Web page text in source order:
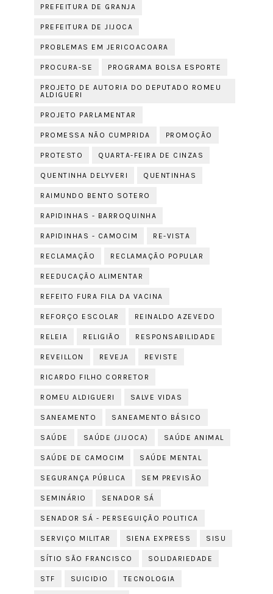
PREFEITURA DE GRANJA
PREFEITURA DE JIJOCA
PROBLEMAS EM JERICOACOARA
PROCURA-SE PROGRAMA BOLSA ESPORTE
PROJETO DE AUTORIA DO DEPUTADO ROMEU
ALDIGUERI
PROJETO PARLAMENTAR
PROMESSA NÃO CUMPRIDA PROMOÇÃO
PROTESTO QUARTA-FEIRA DE CINZAS
QUENTINHA DELYVERI QUENTINHAS
RAIMUNDO BENTO SOTERO
RAPIDINHAS - BARROQUINHA
RAPIDINHAS - CAMOCIM RE-VISTA
RECLAMAÇÃO RECLAMAÇÃO POPULAR
REEDUCAÇÃO ALIMENTAR
REFEITO FURA FILA DA VACINA
REFORÇO ESCOLAR REINALDO AZEVEDO
RELEIA RELIGIÃO RESPONSABILIDADE
REVEILLON REVEJA REVISTE
RICARDO FILHO CORRETOR
ROMEU ALDIGUERI SALVE VIDAS
SANEAMENTO SANEAMENTO BÁSICO
SAÚDE SAÚDE (JIJOCA) SAÚDE ANIMAL
SAÚDE DE CAMOCIM SAÚDE MENTAL
SEGURANÇA PÚBLICA SEM PREVISÃO
SEMINÁRIO SENADOR SÁ
SENADOR SÁ - PERSEGUIÇÃO POLITICA
SERVIÇO MILITAR SIENA EXPRESS SISU
SÍTIO SÃO FRANCISCO SOLIDARIEDADE
STF SUICIDIO TECNOLOGIA